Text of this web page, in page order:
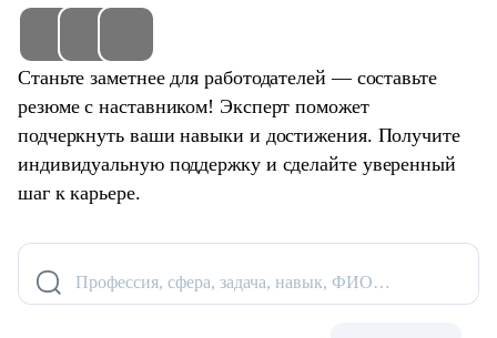
Станьте заметнее для работодателей — составьте
резюме с наставником! Эксперт поможет
подчеркнуть ваши навыки и достижения. Получите
индивидуальную поддержку и сделайте уверенный
шаг к карьере.
Профессия, сфера, задача, навык, ФИО…